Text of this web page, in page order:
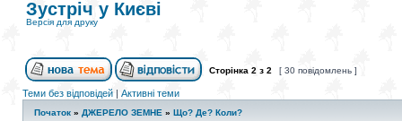
Зустріч у Києві
Версія для друку
Сторінка 2 з 2 [ 30 повідомлень ]
Теми без відповідей | Активні теми
Початок » ДЖЕРЕЛО ЗЕМНЕ » Що? Де? Коли?